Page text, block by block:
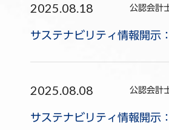
2025.08.18 公認会計
サステナビリティ情報開示
2025.08.08 公認会計
サステナビリティ情報開示